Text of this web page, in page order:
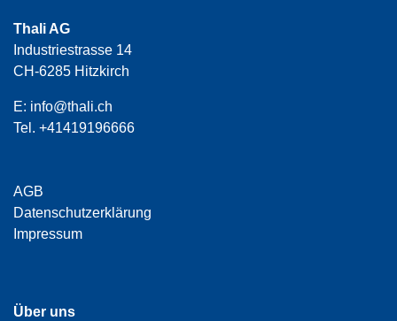
Thali AG
Industriestrasse 14
CH-6285 Hitzkirch
E: info@thali.ch
Tel. +41419196666
AGB
Datenschutzerklärung
Impressum
Über uns